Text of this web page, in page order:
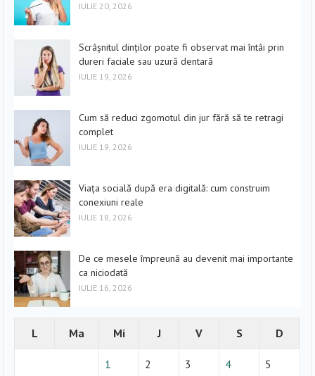
IULIE 20, 2026
Scrâșnitul dinților poate fi observat mai întâi prin
dureri faciale sau uzură dentară
IULIE 19, 2026
Cum să reduci zgomotul din jur fără să te retragi
complet
IULIE 19, 2026
Viața socială după era digitală: cum construim
conexiuni reale
IULIE 18, 2026
De ce mesele împreună au devenit mai importante
ca niciodată
IULIE 16, 2026
L Ma Mi J V S D
1 2 3 4 5